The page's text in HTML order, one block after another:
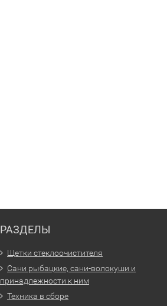
РАЗДЕЛЫ
Щетки стеклоочистителя
Сани рыбацкие, сани-волокуши и
принадлежности к ним
Техника в сборе